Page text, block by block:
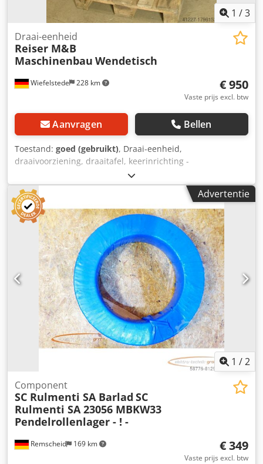
1 /3
Wiefelstede 228 km
Draai-eenheid
Reiser M&B
Maschinenbau Wendetisch
€ 950
Vaste prijs excl. btw
Aanvragen Bellen
Toestand: goed (gebruikt), Draai-eenheid,
draaivoorziening, draaitafel, keerinrichting -
Rollenbaanlengte: 850 mm -Rollen: Ø 80–120 mm -
Rollenafstand: 190 mm Dodpsb A Ib Esfx Agyokr -
Rollenbreedte: 220 mm
Advertentie
1 /2
Remscheid 169 km
Component
SC Rulmenti SA Barlad SC
Rulmenti SA 23056 MBKW33
Pendelrollenlager - ! -
€ 349
Vaste prijs excl. btw